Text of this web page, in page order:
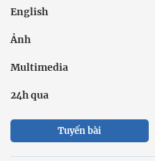
English
Ảnh
Multimedia
24h qua
Tuyến bài